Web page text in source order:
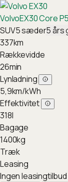
VolvoEX30 Core
SUV5sæder5års
337km
Rækkevidde
26min
Lynladning
5,9km/kWh
Effektivitet
318l
Bagage
1400kg
Træk
Leasing
Ingen